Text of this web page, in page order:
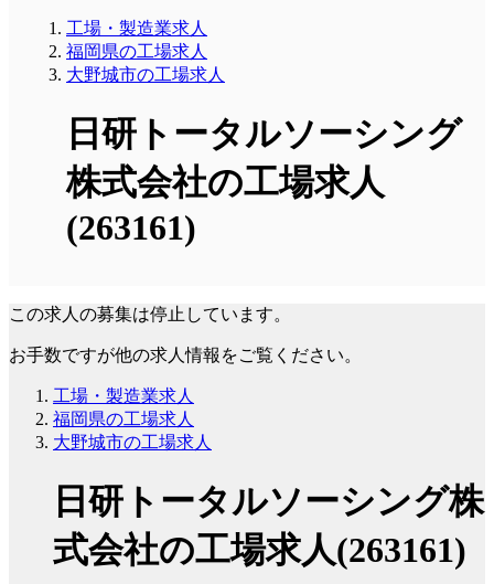
工場・製造業求人
福岡県の工場求人
大野城市の工場求人
日研トータルソーシング
株式会社の工場求人
(263161)
この求人の募集は停止しています。
お手数ですが他の求人情報をご覧ください。
工場・製造業求人
福岡県の工場求人
大野城市の工場求人
日研トータルソーシング株
式会社の工場求人(263161)